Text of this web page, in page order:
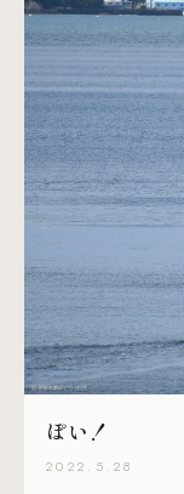
ぽい！
2022.5.28